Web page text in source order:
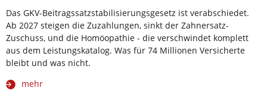
Das GKV-Beitragssatzstabilisierungsgesetz ist verabschiedet.
Ab 2027 steigen die Zuzahlungen, sinkt der Zahnersatz-
Zuschuss, und die Homöopathie - die verschwindet komplett
aus dem Leistungskatalog. Was für 74 Millionen Versicherte
bleibt und was nicht.
mehr